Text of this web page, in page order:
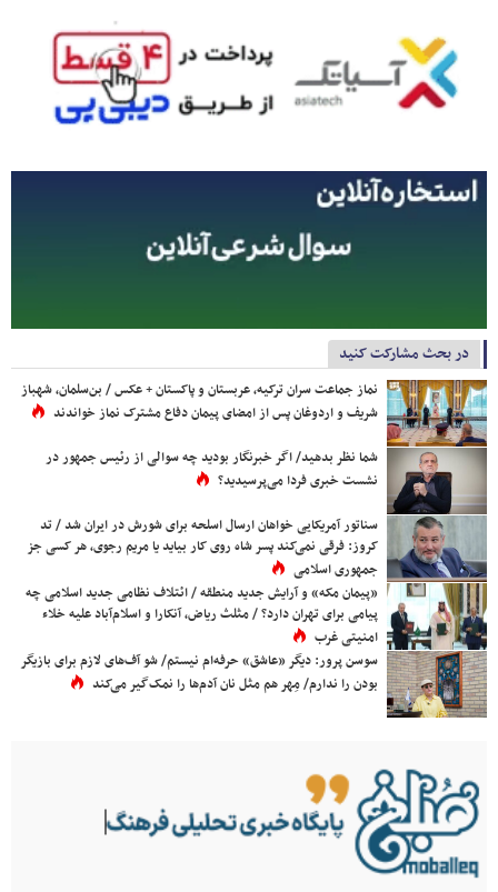
در بحث مشارکت کنید
نماز جماعت سران ترکیه، عربستان و پاکستان + عکس / بن‌سلمان، شهباز
شریف و اردوغان پس از امضای پیمان دفاع مشترک نماز خواندند
شما نظر بدهید/ اگر خبرنگار بودید چه سوالی از رئیس جمهور در
نشست خبری فردا می‌پرسیدید؟
سناتور آمریکایی خواهان ارسال اسلحه برای شورش در ایران شد / تد
کروز: فرقی نمی‌کند پسر شاه روی کار بیاید یا مریم رجوی، هر کسی جز
جمهوری اسلامی
«پیمان مکه» و آرایش جدید منطقه / ائتلاف نظامی جدید اسلامی چه
پیامی برای تهران دارد؟ / مثلث ریاض، آنکارا و اسلام‌آباد علیه خلاء
امنیتی غرب
سوسن پرور: دیگر «عاشق» حرفه‌ام نیستم/ شو آف‌های لازم برای بازیگر
بودن را ندارم/ مِهر هم مثل نان آدم‌ها را نمک‌گیر می‌کند